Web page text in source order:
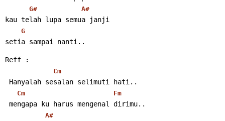
G# A#
kau telah lupa semua janji
G
setia sampai nanti..
Reff :
Cm
Hanyalah sesalan selimuti hati..
Cm Fm
mengapa ku harus mengenal dirimu..
A#